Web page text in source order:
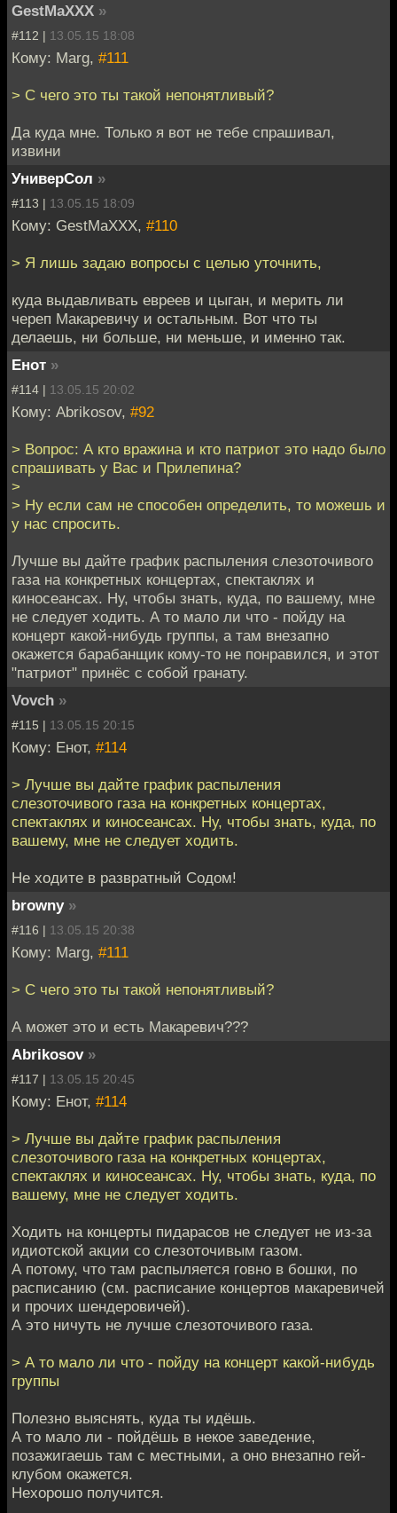
GestMaXXX »
#112 | 13.05.15 18:08
Кому: Marg, #111
> С чего это ты такой непонятливый?
Да куда мне. Только я вот не тебе спрашивал,
извини
УниверСол »
#113 | 13.05.15 18:09
Кому: GestMaXXX, #110
> Я лишь задаю вопросы с целью уточнить,
куда выдавливать евреев и цыган, и мерить ли
череп Макаревичу и остальным. Вот что ты
делаешь, ни больше, ни меньше, и именно так.
Енот »
#114 | 13.05.15 20:02
Кому: Abrikosov, #92
> Вопрос: А кто вражина и кто патриот это надо было
спрашивать у Вас и Прилепина?
>
> Ну если сам не способен определить, то можешь и
у нас спросить.
Лучше вы дайте график распыления слезоточивого
газа на конкретных концертах, спектаклях и
киносеансах. Ну, чтобы знать, куда, по вашему, мне
не следует ходить. А то мало ли что - пойду на
концерт какой-нибудь группы, а там внезапно
окажется барабанщик кому-то не понравился, и этот
"патриот" принёс с собой гранату.
Vovch »
#115 | 13.05.15 20:15
Кому: Енот, #114
> Лучше вы дайте график распыления
слезоточивого газа на конкретных концертах,
спектаклях и киносеансах. Ну, чтобы знать, куда, по
вашему, мне не следует ходить.
Не ходите в развратный Содом!
browny »
#116 | 13.05.15 20:38
Кому: Marg, #111
> С чего это ты такой непонятливый?
А может это и есть Макаревич???
Abrikosov »
#117 | 13.05.15 20:45
Кому: Енот, #114
> Лучше вы дайте график распыления
слезоточивого газа на конкретных концертах,
спектаклях и киносеансах. Ну, чтобы знать, куда, по
вашему, мне не следует ходить.
Ходить на концерты пидарасов не следует не из-за
идиотской акции со слезоточивым газом.
А потому, что там распыляется говно в бошки, по
расписанию (см. расписание концертов макаревичей
и прочих шендеровичей).
А это ничуть не лучше слезоточивого газа.
> А то мало ли что - пойду на концерт какой-нибудь
группы
Полезно выяснять, куда ты идёшь.
А то мало ли - пойдёшь в некое заведение,
позажигаешь там с местными, а оно внезапно гей-
клубом окажется.
Нехорошо получится.